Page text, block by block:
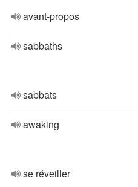
avant-propos
sabbaths
sabbats
awaking
se réveiller